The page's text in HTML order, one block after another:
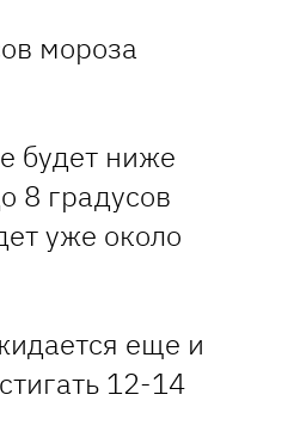
мороза
будет ниже
8 градусов
уже около
еще и
12-14